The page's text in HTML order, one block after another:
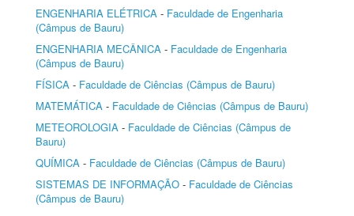
ENGENHARIA ELÉTRICA - Faculdade de Engenharia
(Câmpus de Bauru)
ENGENHARIA MECÂNICA - Faculdade de Engenharia
(Câmpus de Bauru)
FÍSICA - Faculdade de Ciências (Câmpus de Bauru)
MATEMÁTICA - Faculdade de Ciências (Câmpus de Bauru)
METEOROLOGIA - Faculdade de Ciências (Câmpus de
Bauru)
QUÍMICA - Faculdade de Ciências (Câmpus de Bauru)
SISTEMAS DE INFORMAÇÃO - Faculdade de Ciências
(Câmpus de Bauru)